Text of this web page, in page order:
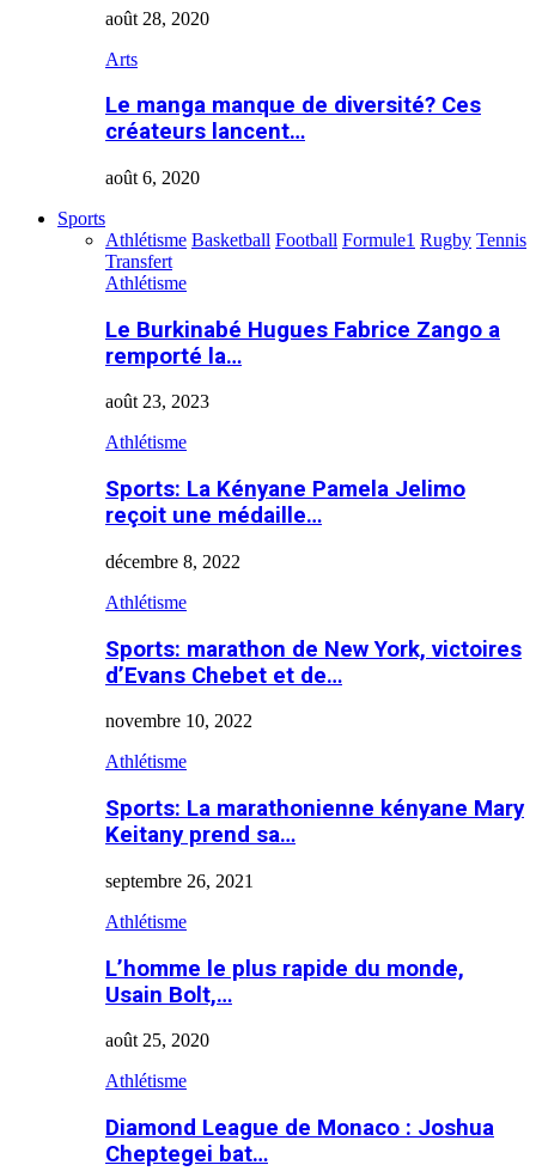
août 28, 2020
Arts
Le manga manque de diversité? Ces
créateurs lancent…
août 6, 2020
Sports
Athlétisme Basketball Football Formule1 Rugby Tennis
Transfert
Athlétisme
Le Burkinabé Hugues Fabrice Zango a
remporté la…
août 23, 2023
Athlétisme
Sports: La Kényane Pamela Jelimo
reçoit une médaille…
décembre 8, 2022
Athlétisme
Sports: marathon de New York, victoires
d’Evans Chebet et de…
novembre 10, 2022
Athlétisme
Sports: La marathonienne kényane Mary
Keitany prend sa…
septembre 26, 2021
Athlétisme
L’homme le plus rapide du monde,
Usain Bolt,…
août 25, 2020
Athlétisme
Diamond League de Monaco : Joshua
Cheptegei bat…